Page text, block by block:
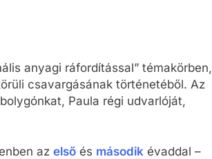
anyagi ráfordítással” témakörben,
csavargásának történetéből. Az
Paula régi udvarlóját,
az első és második évaddal –